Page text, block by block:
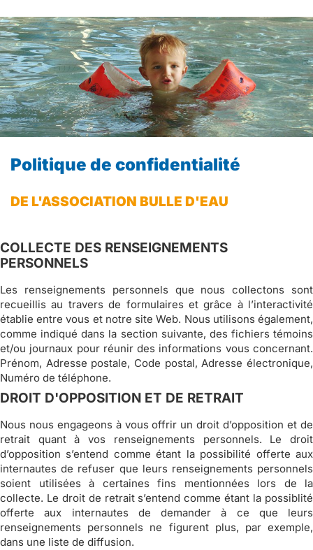
Politique de confidentialité
DE L'ASSOCIATION BULLE D'EAU
COLLECTE DES RENSEIGNEMENTS
PERSONNELS
Les renseignements personnels que nous collectons sont
recueillis au travers de formulaires et grâce à l’interactivité
établie entre vous et notre site Web. Nous utilisons également,
comme indiqué dans la section suivante, des fichiers témoins
et/ou journaux pour réunir des informations vous concernant.
Prénom, Adresse postale, Code postal, Adresse électronique,
Numéro de téléphone.
DROIT D'OPPOSITION ET DE RETRAIT
Nous nous engageons à vous offrir un droit d’opposition et de
retrait quant à vos renseignements personnels. Le droit
d’opposition s’entend comme étant la possibilité offerte aux
internautes de refuser que leurs renseignements personnels
soient utilisées à certaines fins mentionnées lors de la
collecte. Le droit de retrait s’entend comme étant la possiblité
offerte aux internautes de demander à ce que leurs
renseignements personnels ne figurent plus, par exemple,
dans une liste de diffusion.